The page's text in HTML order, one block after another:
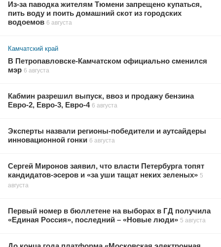
Из-за паводка жителям Тюмени запрещено купаться,
пить воду и поить домашний скот из городских
водоемов 6 августа
Камчатский край
В Петропавловске-Камчатском официально сменился
мэр 6 августа
Кабмин разрешил выпуск, ввоз и продажу бензина
Евро-2, Евро-3, Евро-4 6 августа
Эксперты назвали регионы-победители и аутсайдеры
инновационной гонки 6 августа
Сергей Миронов заявил, что власти Петербурга топят
кандидатов-эсеров и «за уши тащат неких зеленых» 5
августа
Первый номер в бюллетене на выборах в ГД получила
«Единая Россия», последний – «Новые люди» 5 августа